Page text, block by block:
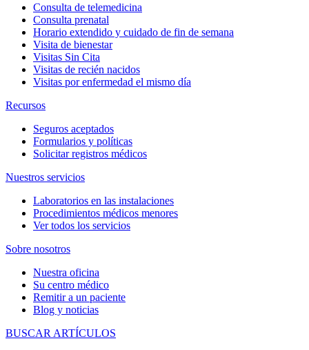
Consulta de telemedicina
Consulta prenatal
Horario extendido y cuidado de fin de semana
Visita de bienestar
Visitas Sin Cita
Visitas de recién nacidos
Visitas por enfermedad el mismo día
Recursos
Seguros aceptados
Formularios y políticas
Solicitar registros médicos
Nuestros servicios
Laboratorios en las instalaciones
Procedimientos médicos menores
Ver todos los servicios
Sobre nosotros
Nuestra oficina
Su centro médico
Remitir a un paciente
Blog y noticias
BUSCAR ARTÍCULOS